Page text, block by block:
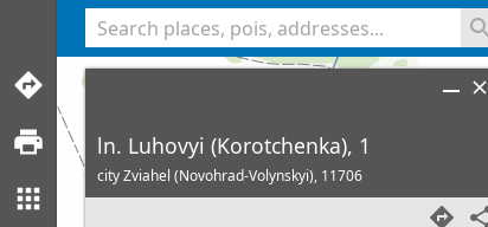
ln. Luhovyi (Korotchenka), 1
city Zviahel (Novohrad-Volynskyi), 11706
<% console.log(hcard) %>